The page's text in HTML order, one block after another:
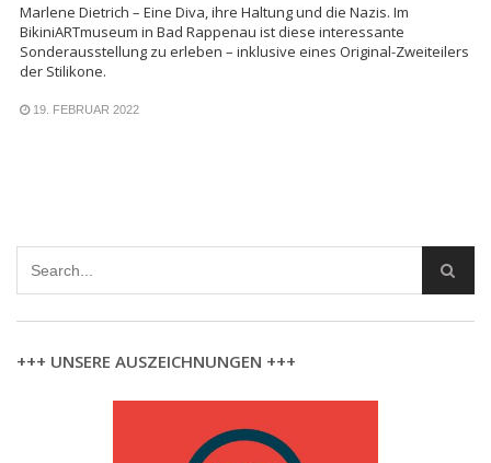
Marlene Dietrich – Eine Diva, ihre Haltung und die Nazis. Im
BikiniARTmuseum in Bad Rappenau ist diese interessante
Sonderausstellung zu erleben – inklusive eines Original-Zweiteilers
der Stilikone.
19. FEBRUAR 2022
+++ UNSERE AUSZEICHNUNGEN +++